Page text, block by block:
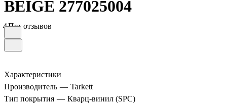
BEIGE 277025004
4.9Нет отзывов
Характеристики
Производитель — Tarkett
Тип покрытия — Кварц-винил (SPC)